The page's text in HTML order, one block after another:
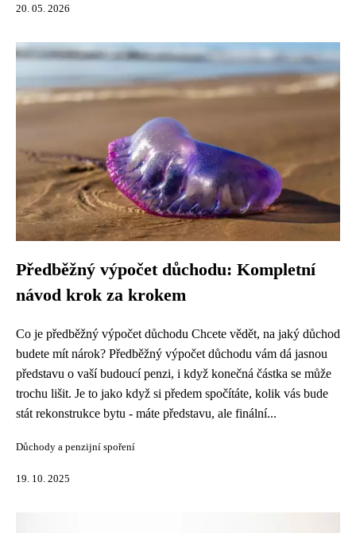
20. 05. 2026
Předběžný výpočet důchodu: Kompletní
návod krok za krokem
Co je předběžný výpočet důchodu Chcete vědět, na jaký důchod
budete mít nárok? Předběžný výpočet důchodu vám dá jasnou
představu o vaší budoucí penzi, i když konečná částka se může
trochu lišit. Je to jako když si předem spočítáte, kolik vás bude
stát rekonstrukce bytu - máte představu, ale finální...
Důchody a penzijní spoření
19. 10. 2025